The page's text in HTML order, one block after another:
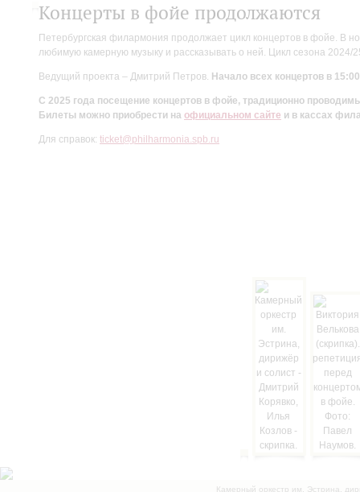
Концерты в фойе продолжаются
Петербургская филармония продолжает цикл концертов в фойе. В
любимую камерную музыку и рассказывать о ней. Цикл сезона
Ведущий проекта – Дмитрий Петров. Начало всех концертов в
С 2025 года посещение концертов в фойе, традиционно
Билеты можно приобрести на официальном сайте и в кассах
Для справок: ticket@philharmonia.spb.ru
Камерный оркестр им. Эстрина,